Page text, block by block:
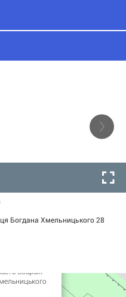
Богдана Хмельницького 28
Збараж